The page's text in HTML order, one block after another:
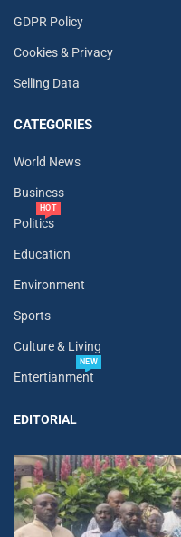
GDPR Policy
Cookies & Privacy
Selling Data
CATEGORIES
World News
Business
Politics
HOT
Education
Environment
Sports
Culture & Living
Entertianment
NEW
EDITORIAL